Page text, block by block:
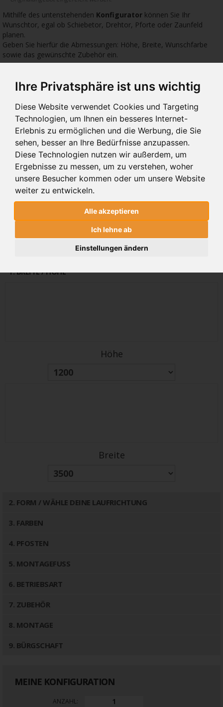
Ihre Privatsphäre ist uns wichtig
Diese Website verwendet Cookies und Targeting
Technologien, um Ihnen ein besseres Internet-
Erlebnis zu ermöglichen und die Werbung, die Sie
sehen, besser an Ihre Bedürfnisse anzupassen.
Diese Technologien nutzen wir außerdem, um
Ergebnisse zu messen, um zu verstehen, woher
unsere Besucher kommen oder um unsere Website
weiter zu entwickeln.
Alle akzeptieren
Ich lehne ab
Einstellungen ändern
Mithilfe des untenstehenden Konfigurator können Sie Ihr
Wunschtor, egal ob Schiebetor, Drehtor, Pforte oder Zaunfeld
planen.
Geben Sie hierfür die Abmessungen: Höhe, Breite, Wunschfarbe
sowie das gewünschte Zubehör ein.
10.110
SCHIEBETORE 10.110
4498 €
10.00
SCHIEBETORE 10.00
1774 €
SCHIEBETORE 10.110
PREIS
(inkl 19% MwSt.) 4498€
1. BREITE / HÖHE
Höhe
Breite
2. FORM / WÄHLE DEINE LAUFRICHTUNG
3. FARBEN
4. PFOSTEN
5. MONTAGEFUSS
6. BETRIEBSART
7. ZUBEHÖR
8. MONTAGE
9. BÜRGSCHAFT
MEINE KONFIGURATION
ANZAHL: